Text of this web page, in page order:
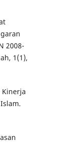
2008-
1(1),
Kinerja